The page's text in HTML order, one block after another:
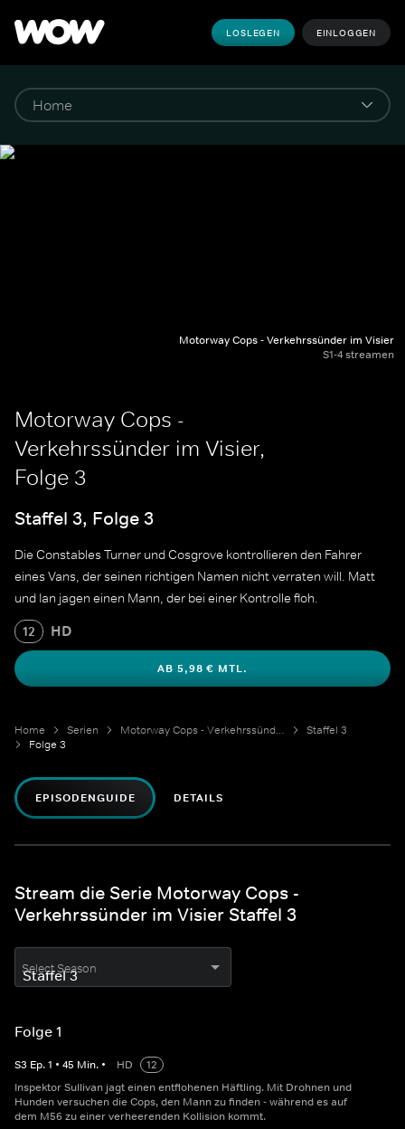
LOSLEGEN EINLOGGEN
Motorway Cops - Verkehrssünder im Visier
S1-4 streamen
Motorway Cops -
Verkehrssünder im Visier,
Folge 3
Staffel 3, Folge 3
Die Constables Turner und Cosgrove kontrollieren den Fahrer
eines Vans, der seinen richtigen Namen nicht verraten will. Matt
und Ian jagen einen Mann, der bei einer Kontrolle floh.
12 HD
AB 5,98 € MTL.
Home Serien Motorway Cops - Verkehrssünder im Visier
Staffel 3
Folge 3
EPISODENGUIDE DETAILS
Stream die Serie Motorway Cops -
Verkehrssünder im Visier Staffel 3
Select Season
Folge 1
S3 Ep.1 • 45 Min. • HD
12
Inspektor Sullivan jagt einen entflohenen Häftling. Mit Drohnen und
Hunden versuchen die Cops, den Mann zu finden - während es auf
dem M56 zu einer verheerenden Kollision kommt.